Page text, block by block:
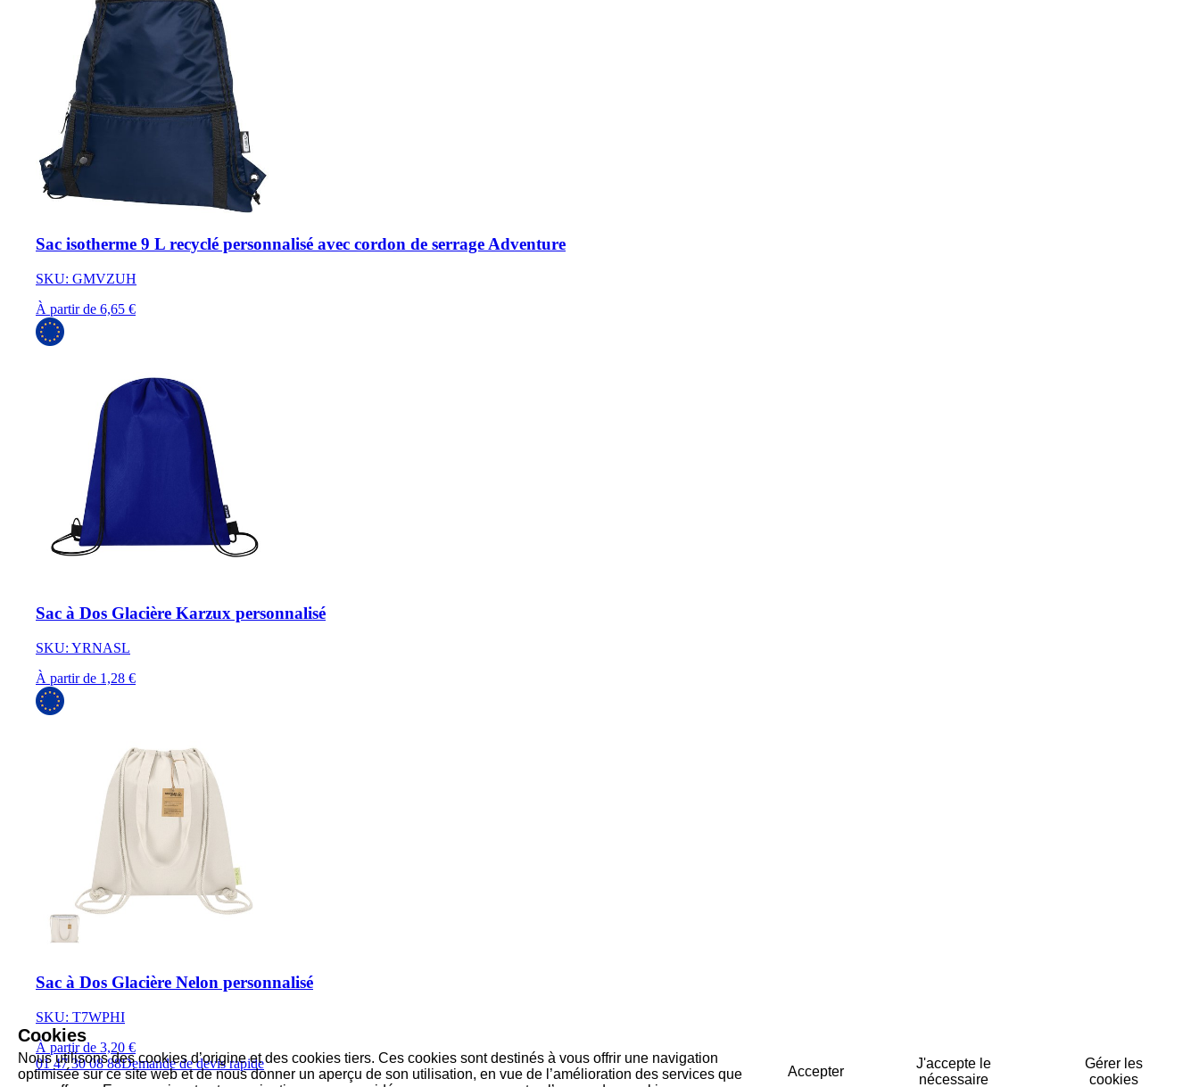
Sac isotherme 9 L recyclé personnalisé avec cordon de serrage Adventure
SKU: GMVZUH
À partir de 6,65 €
Sac à Dos Glacière Karzux personnalisé
SKU: YRNASL
À partir de 1,28 €
Sac à Dos Glacière Nelon personnalisé
SKU: T7WPHI
À partir de 3,20 €
01 47 30 08 88Demande de devis rapide
Cookies
Nous utilisons des cookies d’origine et des cookies tiers. Ces cookies sont destinés à vous offrir une navigation
optimisée sur ce site web et de nous donner un aperçu de son utilisation, en vue de l’amélioration des services que
Accepter
J'accepte le
nécessaire
Gérer les
cookies